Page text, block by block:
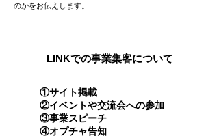
のかをお伝えします。
LINKでの事業集客について
①サイト掲載
②イベントや交流会への参加
③事業スピーチ
④オプチャ告知